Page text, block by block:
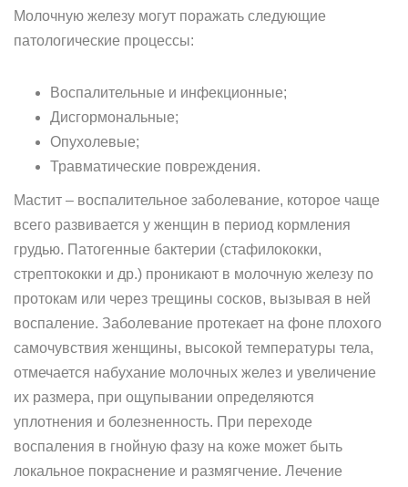
Молочную железу могут поражать следующие
патологические процессы:
Воспалительные и инфекционные;
Дисгормональные;
Опухолевые;
Травматические повреждения.
Мастит – воспалительное заболевание, которое чаще
всего развивается у женщин в период кормления
грудью. Патогенные бактерии (стафилококки,
стрептококки и др.) проникают в молочную железу по
протокам или через трещины сосков, вызывая в ней
воспаление. Заболевание протекает на фоне плохого
самочувствия женщины, высокой температуры тела,
отмечается набухание молочных желез и увеличение
их размера, при ощупывании определяются
уплотнения и болезненность. При переходе
воспаления в гнойную фазу на коже может быть
локальное покраснение и размягчение. Лечение